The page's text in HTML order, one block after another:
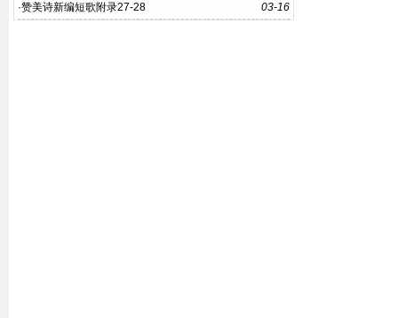
03-16
·赞美诗新编短歌附录27-28